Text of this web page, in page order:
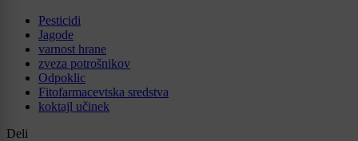
Pesticidi
Jagode
varnost hrane
zveza potrošnikov
Odpoklic
Fitofarmacevtska sredstva
koktajl učinek
Deli